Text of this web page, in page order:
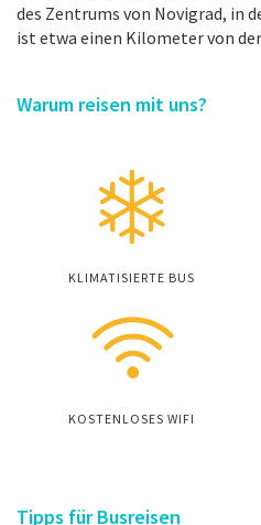
des Zentrums von Novigrad, in
ist etwa einen Kilometer von
Warum reisen mit uns?
KLIMATISIERTE BUS
KOSTENLOSES WIFI
Tipps für Busreisen